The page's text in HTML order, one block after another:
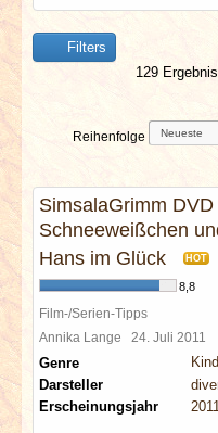
NEWS & DATES
BERICHTE
VERLOSUNGEN
SPECIALS
REDAKTION
LINKS
ARCHIV
Filters
129
Reihenfolge
SimsalaGrimm DVD
Schneeweißchen
Hans im Glück
HOT
8,8
Film-/Serien-Tipps
Annika Lange 24. Juli 2011
Genre
Darsteller
Erscheinungsjahr